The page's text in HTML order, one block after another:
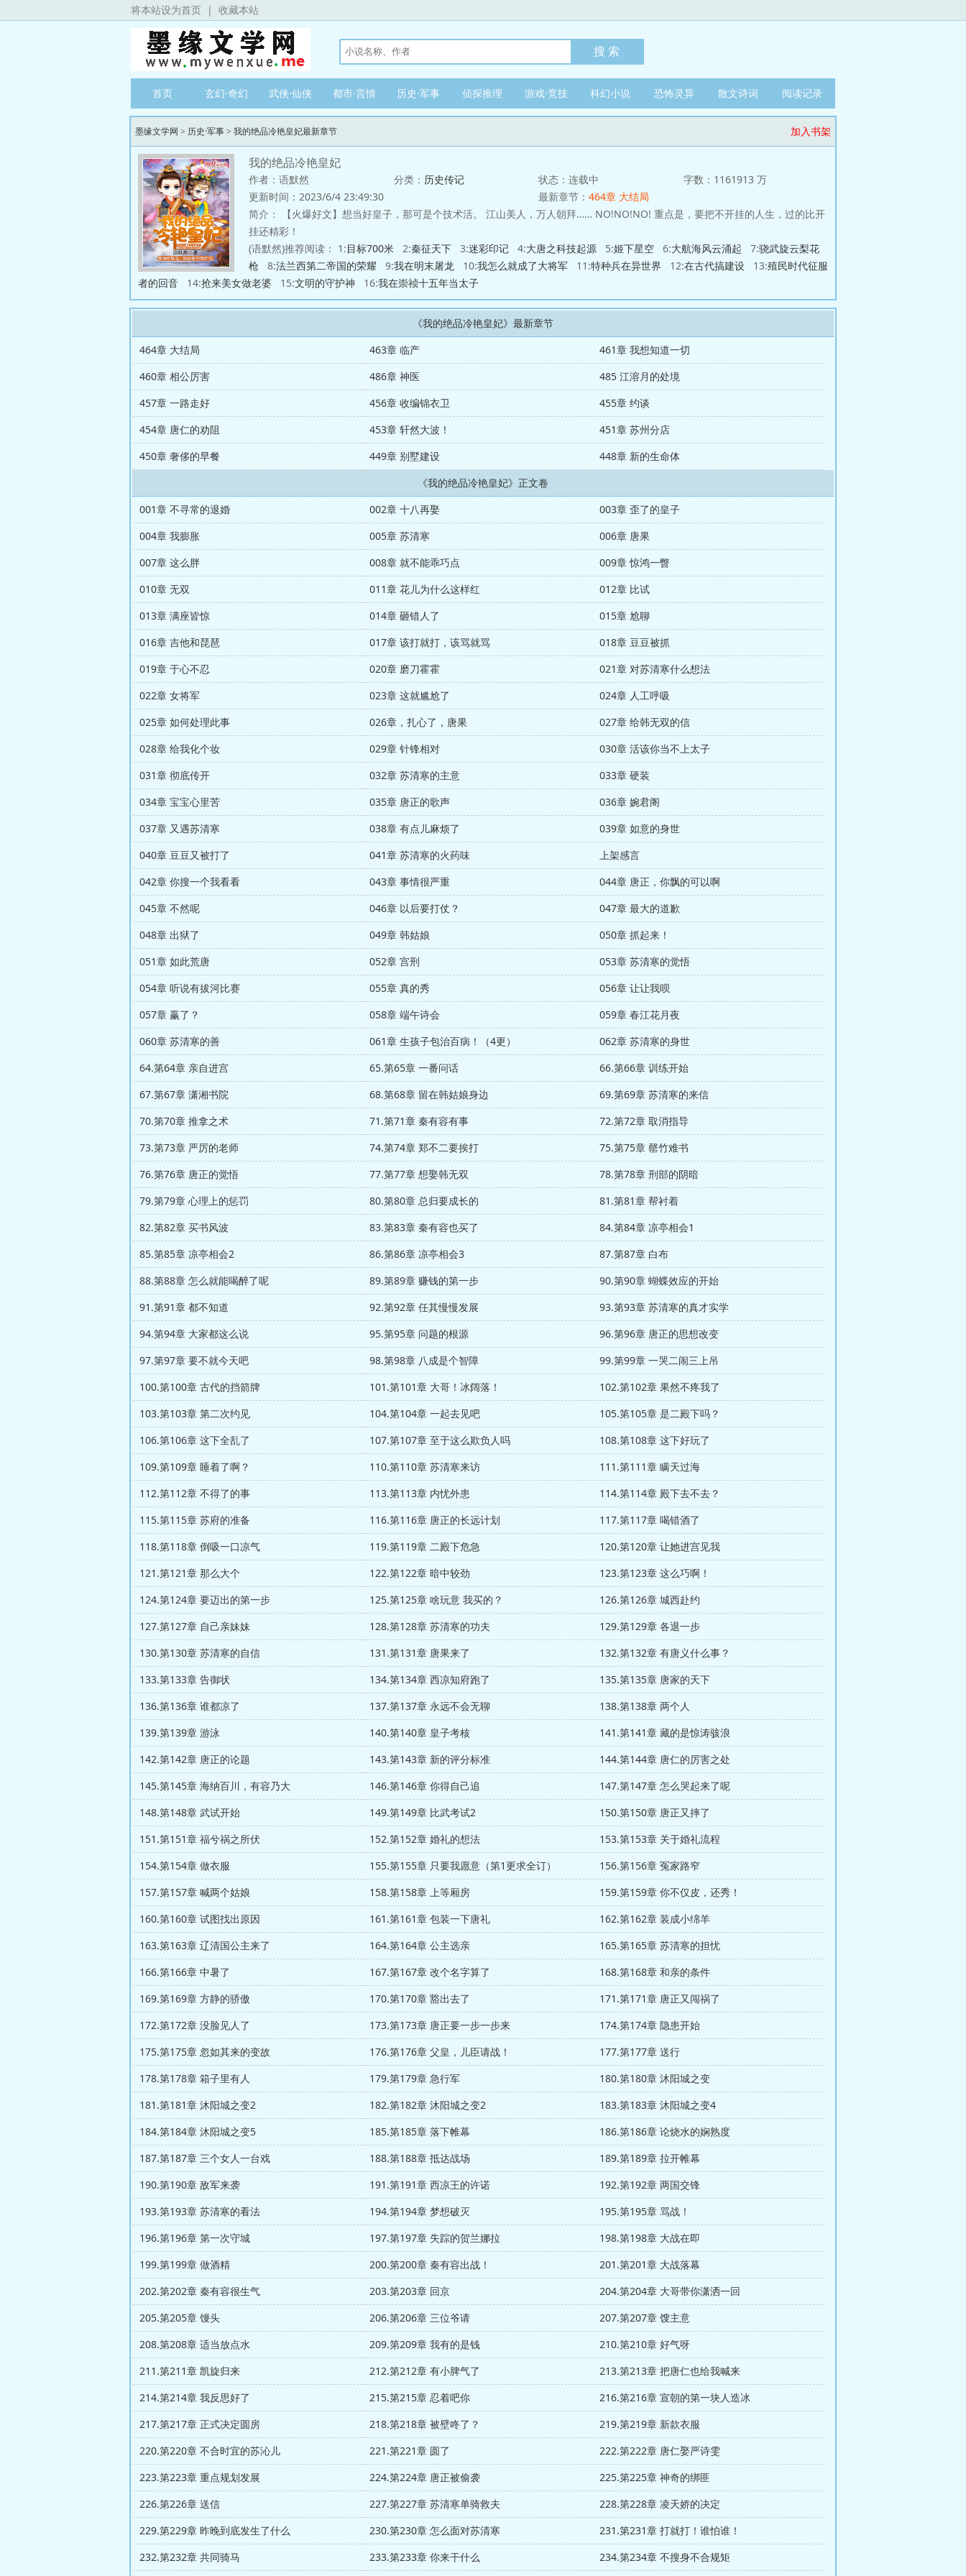
将本站设为首页 | 收藏本站
首页 玄幻·奇幻 武侠·仙侠 都市·言情 历史·军事 侦探推理 游戏·竞技 科幻小说 恐怖灵异 散文诗词 阅读记录
墨缘文学网 > 历史·军事> 我的绝品冷艳皇妃最新章节 加入书架
我的绝品冷艳皇妃
作者：语默然 分类： 历史传记 状态：连载中
字数：1161913 万
更新时间：2023/6/4 23:49:30
最新章节： 464章 大结局
简介：
【火爆好文】想当好皇子，那可是个技术活。 江山美人，万人朝拜…… NO!NO!NO! 重点是，要把不开挂的人生，过的比开
挂还精彩！
(语默然)推荐阅读： 1:目标700米 2:秦征天下 3:迷彩印记 4:大唐之科技起源 5:姬下星空 6:大航海风云涌起 7:骁武旋云梨花
枪 8:法兰西第二帝国的荣耀 9:我在明末屠龙 10:我怎么就成了大将军 11:特种兵在异世界 12:在古代搞建设 13:殖民时代征服
者的回音 14:抢来美女做老婆 15:文明的守护神 16:我在崇祯十五年当太子
《我的绝品冷艳皇妃》最新章节
464章 大结局
463章 临产
461章 我想知道一切
460章 相公厉害
486章 神医
485 江溶月的处境
457章 一路走好
456章 收编锦衣卫
455章 约谈
454章 唐仁的劝阻
453章 轩然大波！
451章 苏州分店
450章 奢侈的早餐
449章 别墅建设
448章 新的生命体
《我的绝品冷艳皇妃》正文卷
001章 不寻常的退婚
002章 十八再娶
003章 歪了的皇子
004章 我膨胀
005章 苏清寒
006章 唐果
007章 这么胖
008章 就不能乖巧点
009章 惊鸿一瞥
010章 无双
011章 花儿为什么这样红
012章 比试
013章 满座皆惊
014章 砸错人了
015章 尬聊
016章 吉他和琵琶
017章 该打就打，该骂就骂
018章 豆豆被抓
019章 于心不忍
020章 磨刀霍霍
021章 对苏清寒什么想法
022章 女将军
023章 这就尴尬了
024章 人工呼吸
025章 如何处理此事
026章，扎心了，唐果
027章 给韩无双的信
028章 给我化个妆
029章 针锋相对
030章 活该你当不上太子
031章 彻底传开
032章 苏清寒的主意
033章 硬装
034章 宝宝心里苦
035章 唐正的歌声
036章 婉君阁
037章 又遇苏清寒
038章 有点儿麻烦了
039章 如意的身世
040章 豆豆又被打了
041章 苏清寒的火药味
上架感言
042章 你搜一个我看看
043章 事情很严重
044章 唐正，你飘的可以啊
045章 不然呢
046章 以后要打仗？
047章 最大的道歉
048章 出狱了
049章 韩姑娘
050章 抓起来！
051章 如此荒唐
052章 宫刑
053章 苏清寒的觉悟
054章 听说有拔河比赛
055章 真的秀
056章 让让我呗
057章 赢了？
058章 端午诗会
059章 春江花月夜
060章 苏清寒的善
061章 生孩子包治百病！（4更）
062章 苏清寒的身世
64.第64章 亲自进宫
65.第65章 一番问话
66.第66章 训练开始
67.第67章 潇湘书院
68.第68章 留在韩姑娘身边
69.第69章 苏清寒的来信
70.第70章 推拿之术
71.第71章 秦有容有事
72.第72章 取消指导
73.第73章 严厉的老师
74.第74章 郑不二要挨打
75.第75章 罄竹难书
76.第76章 唐正的觉悟
77.第77章 想娶韩无双
78.第78章 刑部的阴暗
79.第79章 心理上的惩罚
80.第80章 总归要成长的
81.第81章 帮衬着
82.第82章 买书风波
83.第83章 秦有容也买了
84.第84章 凉亭相会1
85.第85章 凉亭相会2
86.第86章 凉亭相会3
87.第87章 白布
88.第88章 怎么就能喝醉了呢
89.第89章 赚钱的第一步
90.第90章 蝴蝶效应的开始
91.第91章 都不知道
92.第92章 任其慢慢发展
93.第93章 苏清寒的真才实学
94.第94章 大家都这么说
95.第95章 问题的根源
96.第96章 唐正的思想改变
97.第97章 要不就今天吧
98.第98章 八成是个智障
99.第99章 一哭二闹三上吊
100.第100章 古代的挡箭牌
101.第101章 大哥！冰阔落！
102.第102章 果然不疼我了
103.第103章 第二次约见
104.第104章 一起去见吧
105.第105章 是二殿下吗？
106.第106章 这下全乱了
107.第107章 至于这么欺负人吗
108.第108章 这下好玩了
109.第109章 睡着了啊？
110.第110章 苏清寒来访
111.第111章 瞒天过海
112.第112章 不得了的事
113.第113章 内忧外患
114.第114章 殿下去不去？
115.第115章 苏府的准备
116.第116章 唐正的长远计划
117.第117章 喝错酒了
118.第118章 倒吸一口凉气
119.第119章 二殿下危急
120.第120章 让她进宫见我
121.第121章 那么大个
122.第122章 暗中较劲
123.第123章 这么巧啊！
124.第124章 要迈出的第一步
125.第125章 啥玩意 我买的？
126.第126章 城西赴约
127.第127章 自己亲妹妹
128.第128章 苏清寒的功夫
129.第129章 各退一步
130.第130章 苏清寒的自信
131.第131章 唐果来了
132.第132章 有唐义什么事？
133.第133章 告御状
134.第134章 西凉知府跑了
135.第135章 唐家的天下
136.第136章 谁都凉了
137.第137章 永远不会无聊
138.第138章 两个人
139.第139章 游泳
140.第140章 皇子考核
141.第141章 藏的是惊涛骇浪
142.第142章 唐正的论题
143.第143章 新的评分标准
144.第144章 唐仁的厉害之处
145.第145章 海纳百川，有容乃大
146.第146章 你得自己追
147.第147章 怎么哭起来了呢
148.第148章 武试开始
149.第149章 比武考试2
150.第150章 唐正又摔了
151.第151章 福兮祸之所伏
152.第152章 婚礼的想法
153.第153章 关于婚礼流程
154.第154章 做衣服
155.第155章 只要我愿意（第1更求全订）
156.第156章 冤家路窄
157.第157章 喊两个姑娘
158.第158章 上等厢房
159.第159章 你不仅皮，还秀！
160.第160章 试图找出原因
161.第161章 包装一下唐礼
162.第162章 装成小绵羊
163.第163章 辽清国公主来了
164.第164章 公主选亲
165.第165章 苏清寒的担忧
166.第166章 中暑了
167.第167章 改个名字算了
168.第168章 和亲的条件
169.第169章 方静的骄傲
170.第170章 豁出去了
171.第171章 唐正又闯祸了
172.第172章 没脸见人了
173.第173章 唐正要一步一步来
174.第174章 隐患开始
175.第175章 忽如其来的变故
176.第176章 父皇，儿臣请战！
177.第177章 送行
178.第178章 箱子里有人
179.第179章 急行军
180.第180章 沐阳城之变
181.第181章 沐阳城之变2
182.第182章 沐阳城之变2
183.第183章 沐阳城之变4
184.第184章 沐阳城之变5
185.第185章 落下帷幕
186.第186章 论烧水的娴熟度
187.第187章 三个女人一台戏
188.第188章 抵达战场
189.第189章 拉开帷幕
190.第190章 敌军来袭
191.第191章 西凉王的许诺
192.第192章 两国交锋
193.第193章 苏清寒的看法
194.第194章 梦想破灭
195.第195章 骂战！
196.第196章 第一次守城
197.第197章 失踪的贺兰娜拉
198.第198章 大战在即
199.第199章 做酒精
200.第200章 秦有容出战！
201.第201章 大战落幕
202.第202章 秦有容很生气
203.第203章 回京
204.第204章 大哥带你潇洒一回
205.第205章 馒头
206.第206章 三位爷请
207.第207章 馊主意
208.第208章 适当放点水
209.第209章 我有的是钱
210.第210章 好气呀
211.第211章 凯旋归来
212.第212章 有小脾气了
213.第213章 把唐仁也给我喊来
214.第214章 我反思好了
215.第215章 忍着吧你
216.第216章 宣朝的第一块人造冰
217.第217章 正式决定圆房
218.第218章 被壁咚了？
219.第219章 新款衣服
220.第220章 不合时宜的苏沁儿
221.第221章 圆了
222.第222章 唐仁娶严诗雯
223.第223章 重点规划发展
224.第224章 唐正被偷袭
225.第225章 神奇的绑匪
226.第226章 送信
227.第227章 苏清寒单骑救夫
228.第228章 凌天娇的决定
229.第229章 昨晚到底发生了什么
230.第230章 怎么面对苏清寒
231.第231章 打就打！谁怕谁！
232.第232章 共同骑马
233.第233章 你来干什么 234.第234章 不搜身不合规矩